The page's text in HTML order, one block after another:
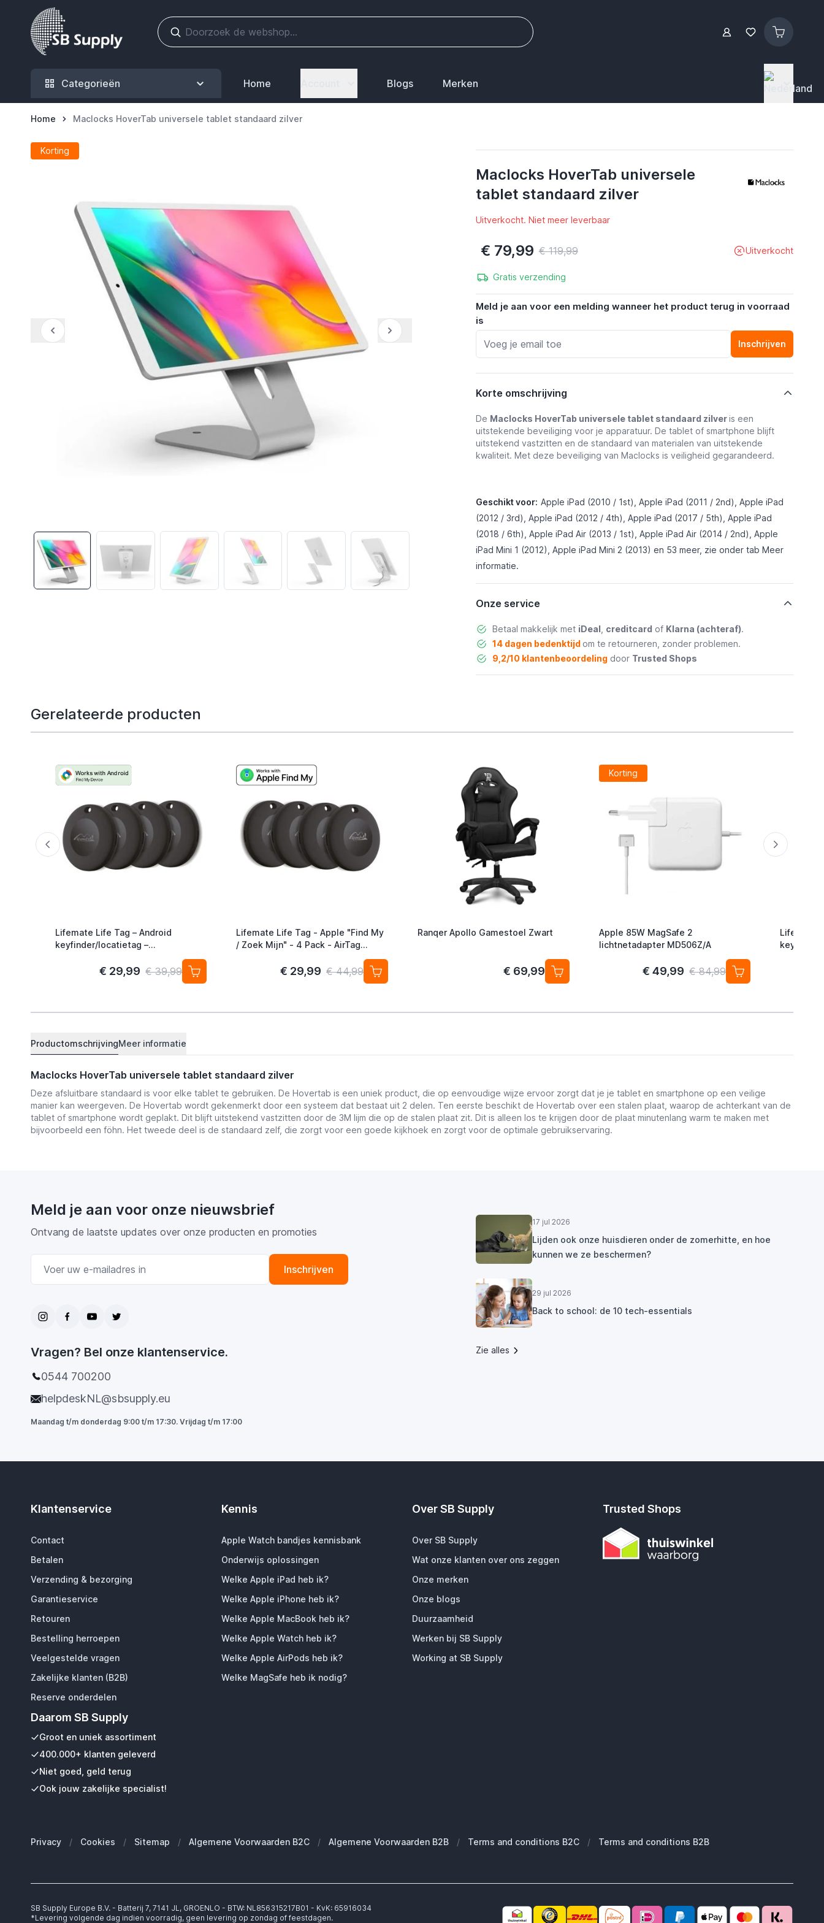
Ga naar de inhoud
Categorieën Home Blogs Merken
Home Maclocks HoverTab universele tablet standaard zilver
Korting
Maclocks HoverTab universele
tablet standaard zilver
Uitverkocht. Niet meer leverbaar
€ 79,99 € 119,99 Uitverkocht
Gratis verzending
Meld je aan voor een melding wanneer het product terug in voorraad
is
Inschrijven
Korte omschrijving
De Maclocks HoverTab universele tablet standaard zilveris een
uitstekende beveiliging voor je apparatuur. De tablet of smartphone blijft
uitstekend vastzitten en de standaard van materialen van uitstekende
kwaliteit. Met deze beveiliging van Maclocks is veiligheid gegarandeerd.
Geschikt voor: Apple iPad (2010 / 1st), Apple iPad (2011 / 2nd), Apple iPad
(2012 / 3rd), Apple iPad (2012 / 4th), Apple iPad (2017 / 5th), Apple iPad
(2018 / 6th), Apple iPad Air (2013 / 1st), Apple iPad Air (2014 / 2nd), Apple
iPad Mini 1 (2012), Apple iPad Mini 2 (2013) en 53 meer, zie onder tab Meer
informatie.
Onze service
Betaal makkelijk met iDeal creditcard of Klarna (achteraf).
14 dagen bedenktijd om te retourneren, zonder problemen.
9,2/10 klantenbeoordelingdoor Trusted Shops
Gerelateerde producten
Lifemate Life Tag – Android
keyfinder/locatietag –
Android/Google Find My Device –
€ 29,99 € 39,99
Lifemate Life Tag - Apple "Find My
/ Zoek Mijn" - 4 Pack - AirTag
€ 29,99 € 44,99
Ranqer Apollo Gamestoel Zwart
€ 69,99
Korting
Apple 85W MagSafe 2
lichtnetadapter MD506Z/A
€ 49,99 € 84,99
Lifemate
ProductomschrijvingMeer informatie
Maclocks HoverTab universele tablet standaard zilver
Deze afsluitbare standaard is voor elke tablet te gebruiken. De Hovertab is een uniek product, die op eenvoudige wijze ervoor zorgt dat je je tablet en smartphone op een veilige
manier kan weergeven. De Hovertab wordt gekenmerkt door een systeem dat bestaat uit 2 delen. Ten eerste beschikt de Hovertab over een stalen plaat, waarop de achterkant van de
tablet of smartphone wordt geplakt. Dit blijft uitstekend vastzitten door de 3M lijm die op de stalen plaat zit. Dit is alleen los te krijgen door de plaat minutenlang warm te maken met
bijvoorbeeld een föhn. Het tweede deel is de standaard zelf, die zorgt voor een goede kijkhoek en zorgt voor de optimale gebruikservaring.
Meld je aan voor onze nieuwsbrief
Ontvang de laatste updates over onze producten en promoties
Inschrijven
Vragen? Bel onze klantenservice.
0544 700200
helpdeskNL@sbsupply.eu
Maandag t/m donderdag 9:00 t/m 17:30. Vrijdag t/m 17:00
17 jul 2026
Lijden ook onze huisdieren onder de zomerhitte, en hoe
kunnen we ze beschermen?
29 jul 2026
Back to school: de 10 tech-essentials
Zie alles
Klantenservice
Contact
Betalen
Verzending & bezorging
Garantieservice
Retouren
Bestelling herroepen
Veelgestelde vragen
Zakelijke klanten (B2B)
Reserve onderdelen
Daarom SB Supply
Groot en uniek assortiment
400.000+ klanten geleverd
Niet goed, geld terug
Ook jouw zakelijke specialist!
Kennis
Apple Watch bandjes kennisbank
Onderwijs oplossingen
Welke Apple iPad heb ik?
Welke Apple iPhone heb ik?
Welke Apple MacBook heb ik?
Welke Apple Watch heb ik?
Welke Apple AirPods heb ik?
Welke MagSafe heb ik nodig?
Over SB Supply
Over SB Supply
Wat onze klanten over ons zeggen
Onze merken
Onze blogs
Duurzaamheid
Werken bij SB Supply
Working at SB Supply
Trusted Shops
Privacy / Cookies / Sitemap / Algemene Voorwaarden B2C / Algemene Voorwaarden B2B / Terms and conditions B2C / Terms and conditions B2B
SB Supply Europe B.V. - Batterij 7, 7141 JL, GROENLO - BTW: NL856315217B01 - KvK: 65916034
*Levering volgende dag indien voorradig, geen levering op zondag of feestdagen.